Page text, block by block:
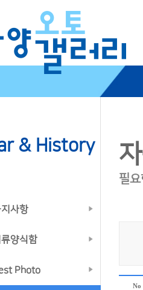
& History
사항
양식함
Photo
필
No